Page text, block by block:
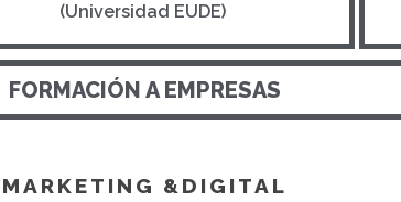
(Universidad EUDE)
FORMACIÓN A EMPRESAS
MARKETING &DIGITAL